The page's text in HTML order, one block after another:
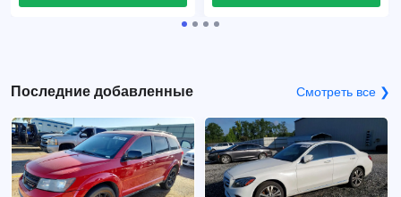
Последние добавленные Смотреть все ❯